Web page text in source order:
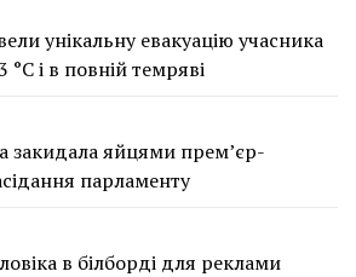
унікальну евакуацію учасника
і в повній темряві
закидала яйцями прем’єр-
парламенту
в білборді для реклами